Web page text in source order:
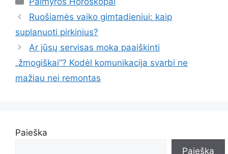
Ruošiamės vaiko gimtadieniui: kaip
suplanuoti pirkinius?
Ar jūsų servisas moka paaiškinti
„žmogiškai”? Kodėl komunikacija svarbi ne
mažiau nei remontas
Paieška
Paieška